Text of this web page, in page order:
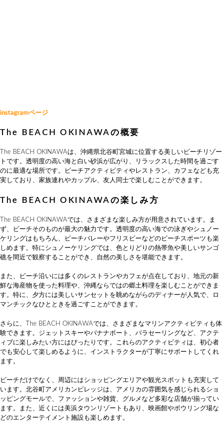
instagramページ
The BEACH OKINAWAの概要
The BEACH OKINAWAは、沖縄県北谷町宮城に位置する美しいビーチリゾー
トです。透明度の高い海と白い砂浜が広がり、リラックスした時間を過ごす
のに最適な場所です。ビーチアクティビティやレストラン、カフェなども充
実しており、家族連れやカップル、友人同士で楽しむことができます。
The BEACH OKINAWAの楽しみ方
The BEACH OKINAWAでは、さまざまな楽しみ方が用意されています。ま
ず、ビーチそのものが最大の魅力です。透明度の高い海での泳ぎやシュノー
ケリングはもちろん、ビーチバレーやフリスビーなどのビーチスポーツも楽
しめます。特にシュノーケリングでは、色とりどりの熱帯魚や美しいサンゴ
礁を間近で観察することができ、自然の美しさを堪能できます。
また、ビーチ沿いには多くのレストランやカフェが点在しており、地元の新
鮮な海産物を使った料理や、沖縄ならではの郷土料理を楽しむことができま
す。特に、夕方には美しいサンセットを眺めながらのディナーが人気で、ロ
マンチックなひとときを過ごすことができます。
さらに、The BEACH OKINAWAでは、さまざまなマリンアクティビティも体
験できます。ジェットスキーやバナナボート、パラセーリングなど、アクテ
ィブに楽しみたい方にはぴったりです。これらのアクティビティは、初心者
でも安心して楽しめるように、インストラクターが丁寧にサポートしてくれ
ます。
ビーチだけでなく、周辺にはショッピングエリアや観光スポットも充実して
います。北谷町アメリカンビレッジは、アメリカの雰囲気を感じられるショ
ッピングモールで、ファッションや雑貨、グルメなど多彩な店舗が揃ってい
ます。また、近くには美浜タウンリゾートもあり、映画館やボウリング場な
どのエンターテイメント施設も楽しめます。